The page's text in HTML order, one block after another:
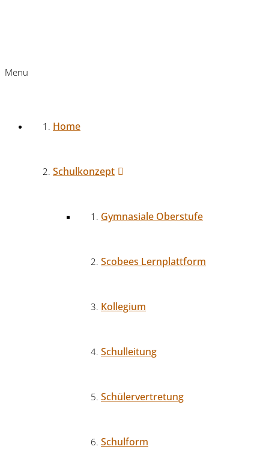
Menu
Home
Schulkonzept
Gymnasiale Oberstufe
Scobees Lernplattform
Kollegium
Schulleitung
Schülervertretung
Schulform